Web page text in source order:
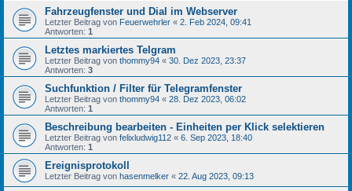
Fahrzeugfenster und Dial im Webserver
Letzter Beitrag von Feuerwehrler « 2. Feb 2024, 09:41
Antworten: 1
Letztes markiertes Telgram
Letzter Beitrag von thommy94 « 30. Dez 2023, 23:37
Antworten: 3
Suchfunktion / Filter für Telegramfenster
Letzter Beitrag von thommy94 « 28. Dez 2023, 06:02
Antworten: 1
Beschreibung bearbeiten - Einheiten per Klick selektieren
Letzter Beitrag von felixludwig112 « 6. Sep 2023, 18:40
Antworten: 1
Ereignisprotokoll
Letzter Beitrag von hasenmelker « 22. Aug 2023, 09:13